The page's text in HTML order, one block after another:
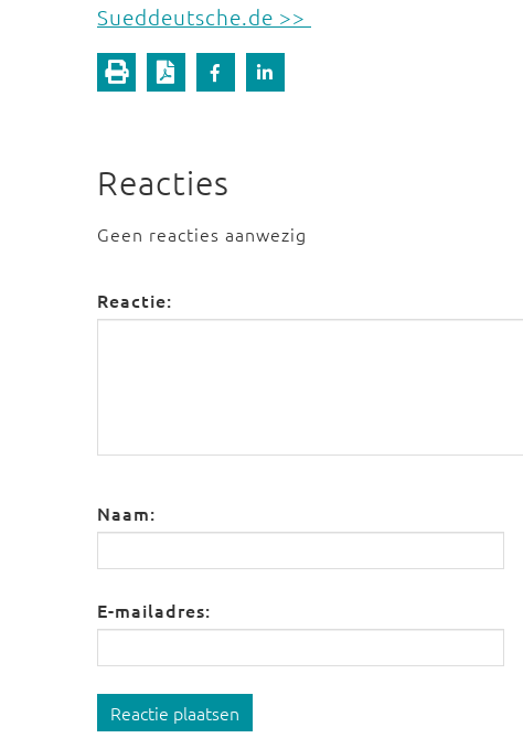
Sueddeutsche.de >>
Reacties
Geen reacties aanwezig
Reactie:
Naam:
E-mailadres:
Reactie plaatsen